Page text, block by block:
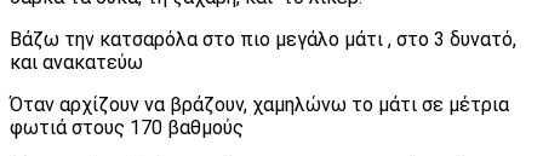
Βάζω την κατσαρόλα στο πιο μεγάλο μάτι , στο 3 δυνατό,
και ανακατεύω
Όταν αρχίζουν να βράζουν, χαμηλώνω το μάτι σε μέτρια
φωτιά στους 170 βαθμούς